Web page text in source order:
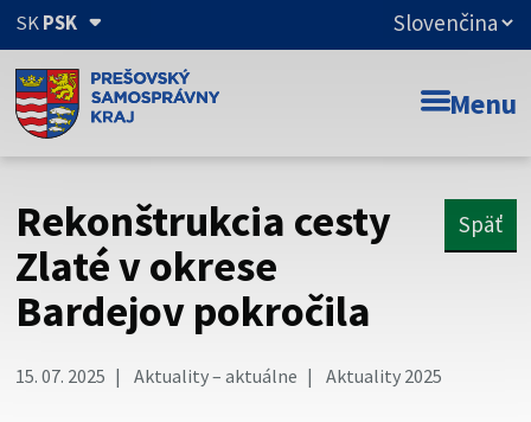
SKPSK
Doména psk.sk je oficiálna
Toto je oficiálna webová stránka Prešovského
Táto stránka je zabezpečená
Buďte pozorní a vždy sa uistite, že zdieľate informácie iba
cez zabezpečenú webovú stránku. Zabezpečená stránka
Menu
Rekonštrukcia cesty
Zlaté v okrese
Bardejov pokročila
Späť
15. 07. 2025 Aktuality – aktuálne Aktuality 2025